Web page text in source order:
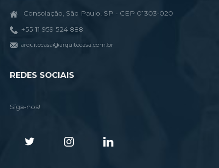
Consolação, São Paulo, SP - CEP 01303-020
+55 11 959 524 888
arquitecasa@arquitecasa.com.br
REDES SOCIAIS
Siga-nos!